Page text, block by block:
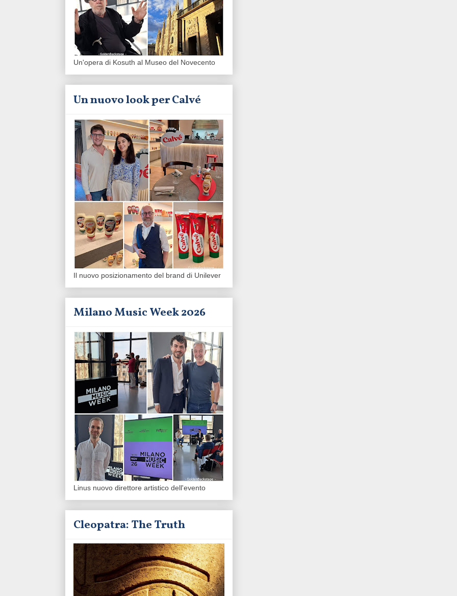
Un'opera di Kosuth al Museo del Novecento
Un nuovo look per Calvé
Il nuovo posizionamento del brand di Unilever
Milano Music Week 2026
Linus nuovo direttore artistico dell'evento
Cleopatra: The Truth